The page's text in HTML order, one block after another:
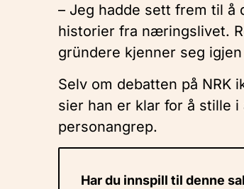
– Jeg hadde sett frem til å
historier fra næringslivet.
gründere kjenner seg
Selv om debatten på NRK
sier han er klar for å stille
personangrep.
Har du innspill til denne